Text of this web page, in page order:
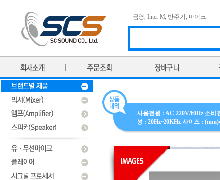
금영, Inter M, 반주기 , 마이크
사용전원 : AC 220V/60Hz 소비
성 : 20Hz~20KHz 사이즈 :